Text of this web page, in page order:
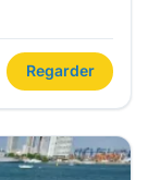
Regarder